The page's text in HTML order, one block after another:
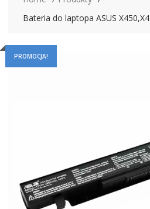
Bateria do laptopa ASUS
PROMOCJA!